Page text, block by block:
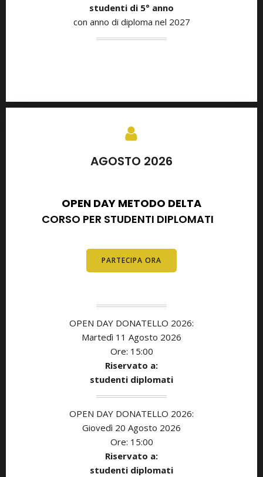
studenti di 5° anno
con anno di diploma nel 2027
AGOSTO 2026
OPEN DAY METODO DELTA
CORSO PER STUDENTI DIPLOMATI
PARTECIPA ORA
OPEN DAY DONATELLO 2026:
Martedì 11 Agosto 2026
Ore: 15:00
Riservato a:
studenti diplomati
OPEN DAY DONATELLO 2026:
Giovedì 20 Agosto 2026
Ore: 15:00
Riservato a:
studenti diplomati